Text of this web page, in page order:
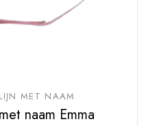
MET NAAM
naam Emma